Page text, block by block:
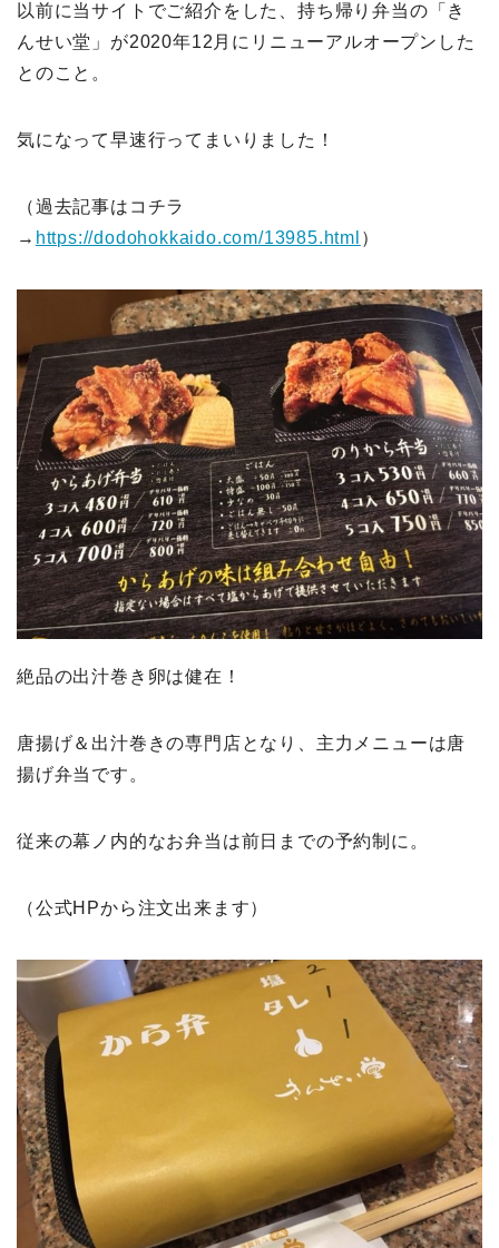
以前に当サイトでご紹介をした、持ち帰り弁当の「き
んせい堂」が2020年12月にリニューアルオープンした
とのこと。
気になって早速行ってまいりました！
（過去記事はコチラ
→ https://dodohokkaido.com/13985.html ）
絶品の出汁巻き卵は健在！
唐揚げ＆出汁巻きの専門店となり、主力メニューは唐
揚げ弁当です。
従来の幕ノ内的なお弁当は前日までの予約制に。
（公式HPから注文出来ます）